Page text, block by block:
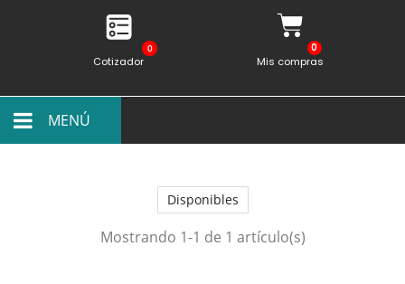
0
Cotizador Mis compras
MENÚ
Disponibles
Mostrando 1-1 de 1 artículo(s)